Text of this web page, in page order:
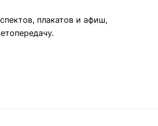
плакатов и афиш,